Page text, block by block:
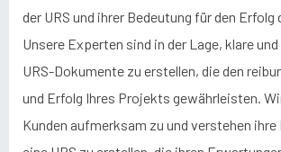
der URS und ihrer Bedeutung für den
Unsere Experten sind in der Lage, klare
URS-Dokumente zu erstellen, die den
und Erfolg Ihres Projekts gewährleisten.
Kunden aufmerksam zu und verstehen